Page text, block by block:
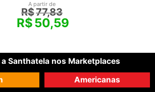
A partir de
R$77,83
R$50,59
Santhatela nos Marketplaces
Americanas